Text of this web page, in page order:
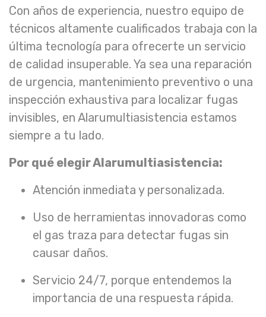
Con años de experiencia, nuestro equipo de
técnicos altamente cualificados trabaja con la
última tecnología para ofrecerte un servicio
de calidad insuperable. Ya sea una reparación
de urgencia, mantenimiento preventivo o una
inspección exhaustiva para localizar fugas
invisibles, en Alarumultiasistencia estamos
siempre a tu lado.
Por qué elegir Alarumultiasistencia:
Atención inmediata y personalizada.
Uso de herramientas innovadoras como
el gas traza para detectar fugas sin
causar daños.
Servicio 24/7, porque entendemos la
importancia de una respuesta rápida.